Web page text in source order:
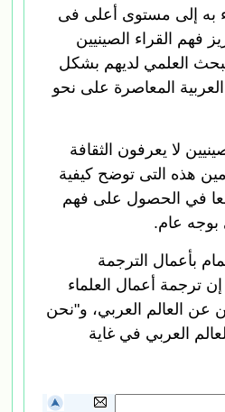
به إلى مستوى أعلى فى
فهم القراء الصينيين
العلمي لديهم بشكل
المعاصرة على نحو
لا يعرفون الثقافة
هذه التى توضح كيفية
في الحصول على فهم
بوجه عام.
بأعمال الترجمة
ترجمة أعمال العلماء
عن العالم العربي، و"نحن
العربي في غاية